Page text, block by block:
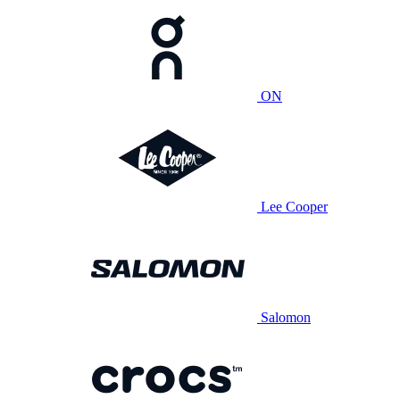
ON
Lee Cooper
Salomon